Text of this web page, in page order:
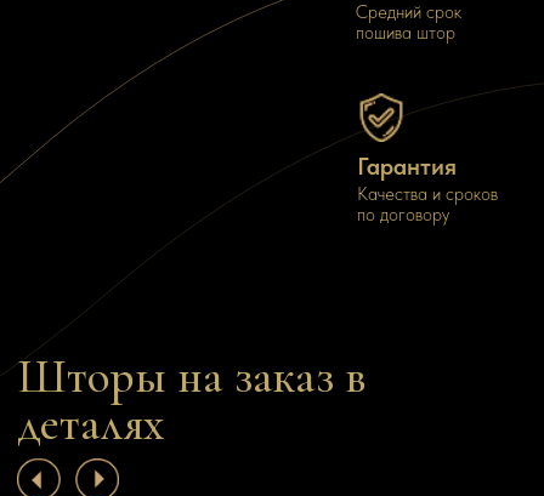
Средний срок
пошива штор
Качества и сроков
по договору
Гарантия
Шторы как инструмент
планировки
Элегантное зонирование портьерами
Портьера,
стиль
ПОДРОБНЕЕ